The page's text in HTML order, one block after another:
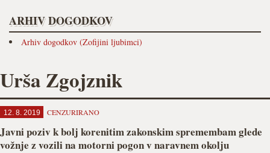
ARHIV DOGODKOV
Arhiv dogodkov (Zofijini ljubimci)
Urša Zgojznik
12. 8. 2019 CENZURIRANO
Javni poziv k bolj korenitim zakonskim spremembam glede
vožnje z vozili na motorni pogon v naravnem okolju